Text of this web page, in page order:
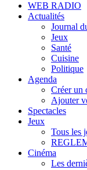
WEB RADIO
Actualités
Journal
Jeux
Santé
Cuisine
Politique
Agenda
Créer un
Ajouter
Spectacles
Jeux
Tous les
Cinéma
Les